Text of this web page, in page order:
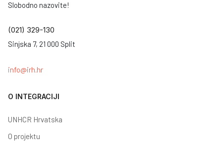
Slobodno nazovite!
(021) 329-130
Sinjska 7, 21 000 Split
info@irh.hr
O INTEGRACIJI
UNHCR Hrvatska
O projektu